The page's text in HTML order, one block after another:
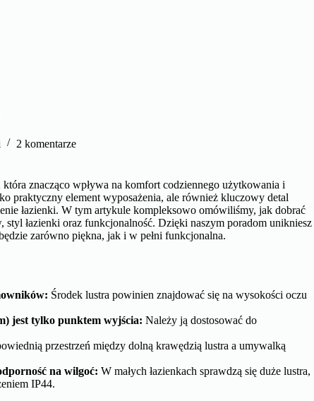
2 komentarze
znacząco wpływa na komfort codziennego użytkowania i
praktyczny element wyposażenia, ale również kluczowy detal
łazienki. W tym artykule kompleksowo omówiliśmy, jak dobrać
łazienki oraz funkcjonalność. Dzięki naszym poradom unikniesz
zarówno piękna, jak i w pełni funkcjonalna.
Środek lustra powinien znajdować się na wysokości oczu
jest tylko punktem wyjścia: Należy ją dostosować do
przestrzeń między dolną krawędzią lustra a umywalką
na wilgoć: W małych łazienkach sprawdzą się duże lustra,
IP44.